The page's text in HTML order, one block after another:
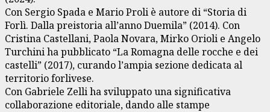
Con Sergio Spada e Mario Proli è autore di “Storia di
Forlì. Dalla preistoria all’anno Duemila” (2014). Con
Cristina Castellani, Paola Novara, Mirko Orioli e Angelo
Turchini ha pubblicato “La Romagna delle rocche e dei
castelli” (2017), curando l’ampia sezione dedicata al
territorio forlivese.
Con Gabriele Zelli ha sviluppato una significativa
collaborazione editoriale, dando alle stampe